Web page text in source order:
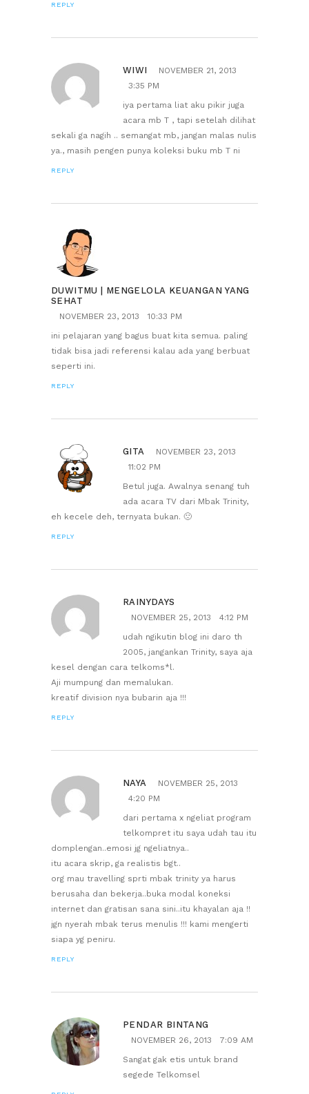
REPLY
WIWI
NOVEMBER 21, 2013
3:35 PM
iya pertama liat aku pikir juga
acara mb T , tapi setelah dilihat
sekali ga nagih .. semangat mb, jangan malas nulis
ya., masih pengen punya koleksi buku mb T ni
REPLY
DUWITMU | MENGELOLA KEUANGAN YANG
SEHAT
NOVEMBER 23, 2013
10:33 PM
ini pelajaran yang bagus buat kita semua. paling
tidak bisa jadi referensi kalau ada yang berbuat
seperti ini.
REPLY
GITA
NOVEMBER 23, 2013
11:02 PM
Betul juga. Awalnya senang tuh
ada acara TV dari Mbak Trinity,
eh kecele deh, ternyata bukan. 🙁
REPLY
RAINYDAYS
NOVEMBER 25, 2013
4:12 PM
udah ngikutin blog ini daro th
2005, jangankan Trinity, saya aja
kesel dengan cara telkoms*l.
Aji mumpung dan memalukan.
kreatif division nya bubarin aja !!!
REPLY
NAYA
NOVEMBER 25, 2013
4:20 PM
dari pertama x ngeliat program
telkompret itu saya udah tau itu
domplengan..emosi jg ngeliatnya..
itu acara skrip, ga realistis bgt..
org mau travelling sprti mbak trinity ya harus
berusaha dan bekerja..buka modal koneksi
internet dan gratisan sana sini..itu khayalan aja !!
jgn nyerah mbak terus menulis !!! kami mengerti
siapa yg peniru.
REPLY
PENDAR BINTANG
NOVEMBER 26, 2013
7:09 AM
Sangat gak etis untuk brand
segede Telkomsel